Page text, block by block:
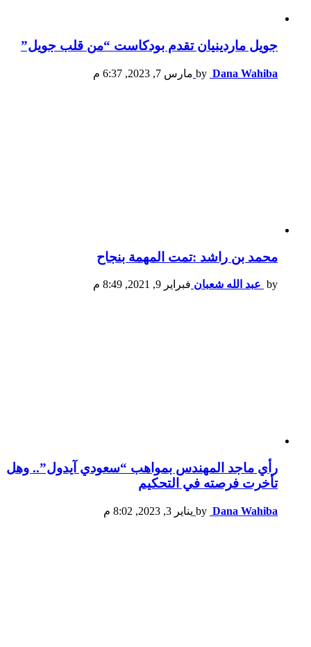
جويل ماردينيان تقدم بودكاست “من قلب جويل”
by Dana Wahiba مارس 7, 2023, 6:37 م
محمد بن راشد :تمت المهمة بنجاح
by عبد الله شعبان فبراير 9, 2021, 8:49 م
رأي ماجد المهندس بمواهب “سعودي آيدول”.. وهل
تأخرت فرصته في التحكيم
by Dana Wahiba يناير 3, 2023, 8:02 م